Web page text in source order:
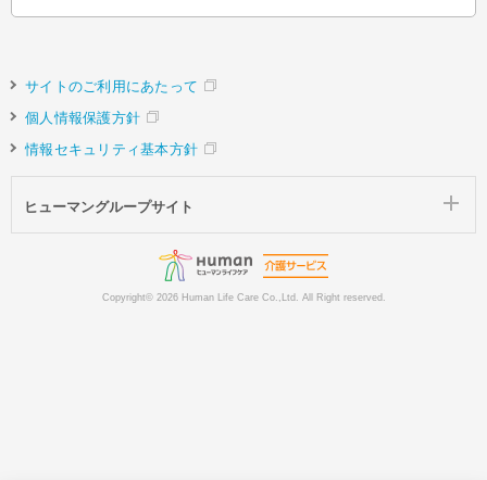
サイトのご利用にあたって
個人情報保護方針
情報セキュリティ基本方針
ヒューマングループサイト
Copyright© 2026 Human Life Care Co.,Ltd. All Right reserved.